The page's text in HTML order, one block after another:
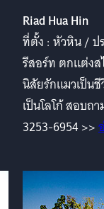
Riad Hua Hin
ที่ตั้ง : หัวหิน / ป
รีสอร์ท ตกแต่งส
นิสัยรักแมวเป็น
เป็นโลโก้ สอบถ
3253-6954 >>